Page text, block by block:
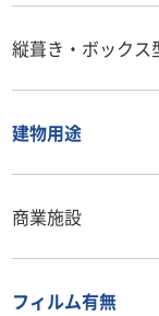
縦葺き・ボックス
建物用途
商業施設
フィルム有無